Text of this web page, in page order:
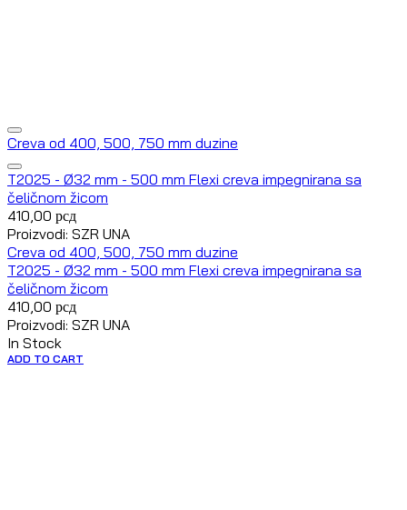
Creva od 400, 500, 750 mm duzine
T2025 - Ø32 mm - 500 mm Flexi creva impegnirana sa
čeličnom žicom
410,00 рсд
Proizvodi: SZR UNA
Creva od 400, 500, 750 mm duzine
T2025 - Ø32 mm - 500 mm Flexi creva impegnirana sa
čeličnom žicom
410,00 рсд
Proizvodi: SZR UNA
In Stock
ADD TO CART